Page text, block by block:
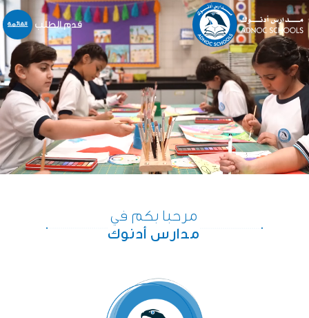
قدم الطلب القائمة
نبذة عنا
المدارس
المنهاج
التسجيل و القبول
خدمات أخرى
English
مرحبا بكم في
مدارس أدنوك